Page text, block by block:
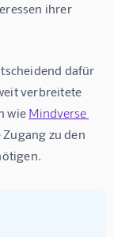
ihrer
dafür
verbreitete
wie Mindverse
zu den